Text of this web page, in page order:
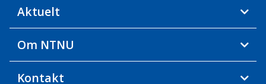
Aktuelt
Om NTNU
Kontakt